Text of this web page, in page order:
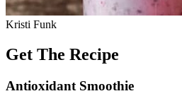
Kristi Funk
Get The Recipe
Antioxidant Smoothie